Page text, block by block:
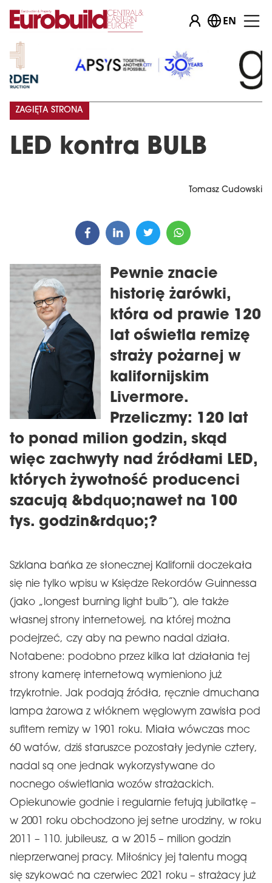
EN
LED kontra BULB
ZAGIĘTA STRONA
Tomasz Cudowski
Pewnie znacie
historię żarówki,
która od prawie 120
lat oświetla remizę
straży pożarnej w
kalifornijskim
Livermore.
Przeliczmy: 120 lat
to ponad milion godzin, skąd
więc zachwyty nad źródłami LED,
których żywotność producenci
szacują &bdquo;nawet na 100
tys. godzin&rdquo;?
Szklana bańka ze słonecznej Kalifornii doczekała
się nie tylko wpisu w Księdze Rekordów Guinnessa
(jako „longest burning light bulb”), ale także
własnej strony internetowej, na której można
podejrzeć, czy aby na pewno nadal działa.
Notabene: podobno przez kilka lat działania tej
strony kamerę internetową wymieniono już
trzykrotnie. Jak podają źródła, ręcznie dmuchana
lampa żarowa z włóknem węglowym zawisła pod
sufitem remizy w 1901 roku. Miała wówczas moc
60 watów, dziś staruszce pozostały jedynie cztery,
nadal są one jednak wykorzystywane do
nocnego oświetlania wozów strażackich.
Opiekunowie godnie i regularnie fetują jubilatkę –
w 2001 roku obchodzono jej setne urodziny, w roku
2011 – 110. jubileusz, a w 2015 – milion godzin
nieprzerwanej pracy. Miłośnicy jej talentu mogą
się szykować na czerwiec 2021 roku – strażacy już